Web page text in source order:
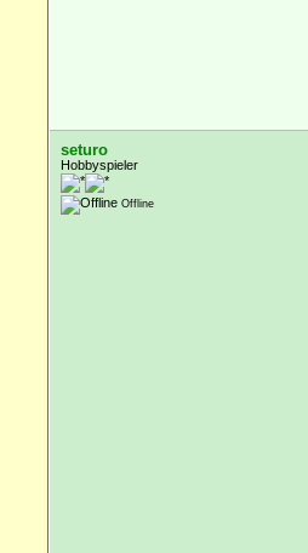
seturo
Hobbyspieler
Offline